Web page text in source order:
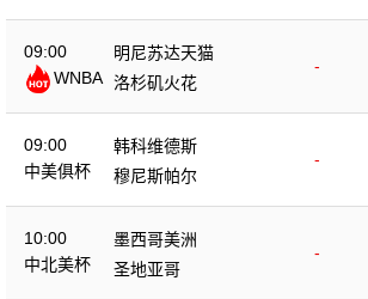
09:00
WNBA
明尼苏达天猫
-
洛杉矶火花
09:00
中美俱杯
韩科维德斯
-
穆尼斯帕尔
10:00
中北美杯
墨西哥美洲
-
圣地亚哥